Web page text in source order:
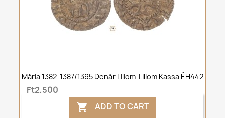
Mária 1382-1387/1395 Denár Liliom-Liliom Kassa ÉH442
Ft2,500
 ADD TO CART